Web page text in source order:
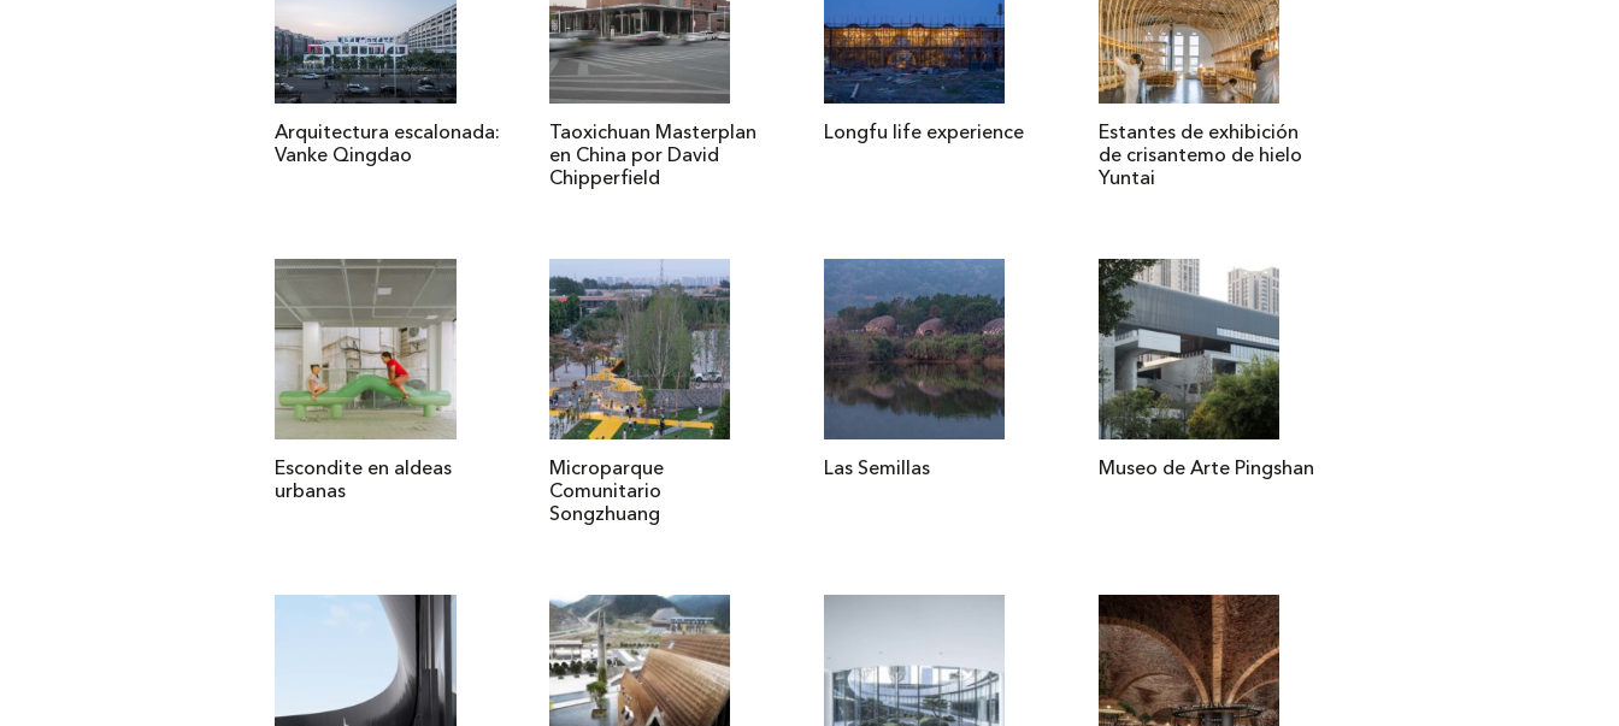
Arquitectura escalonada:
Vanke Qingdao
Taoxichuan Masterplan
en China por David
Chipperfield
Longfu life experience
Estantes de exhibición
de crisantemo de hielo
Yuntai
Escondite en aldeas
urbanas
Microparque
Comunitario
Songzhuang
Las Semillas Museo de Arte Pingshan